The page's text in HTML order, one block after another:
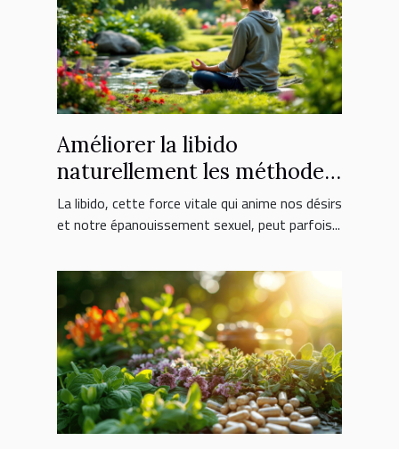
Améliorer la libido
naturellement les méthodes
douces pour booster votre
désir sexuel
La libido, cette force vitale qui anime nos désirs
et notre épanouissement sexuel, peut parfois...